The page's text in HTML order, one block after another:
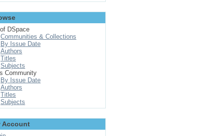
DSpace
Communities & Collections
By Issue Date
Authors
Titles
Subjects
Community
By Issue Date
Authors
Titles
Subjects
Account